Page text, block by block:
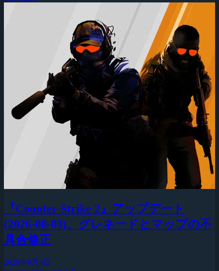
『Counter-Strike 2』アップデート
(2026-08-03)、グレネードとマップの不
具合修正
2026年8月4日